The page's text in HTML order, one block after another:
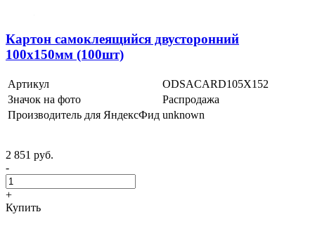
Картон самоклеящийся двусторонний
100х150мм (100шт)
Артикул
ODSACARD105X152
Значок на фото
Распродажа
Производитель для ЯндексФид unknown
2 851 руб.
-
+
Купить